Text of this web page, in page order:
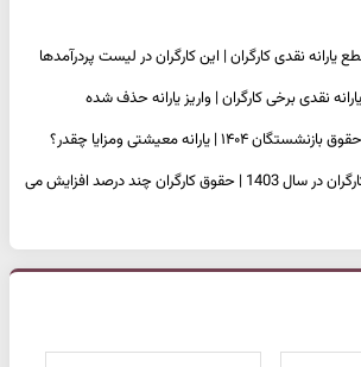
نقدی کارگران | این کارگران در لیست پردرآمدها
نقدی برخی کارگران | واریز یارانه حذف شده
| یارانه معیشتی ومزایا چقدر؟
جزئیات افزایش حقوق کارگران در سال 1403 | حقوق کارگران چند درصد افزایش می